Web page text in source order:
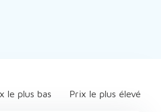
le plus bas Prix le plus élevé